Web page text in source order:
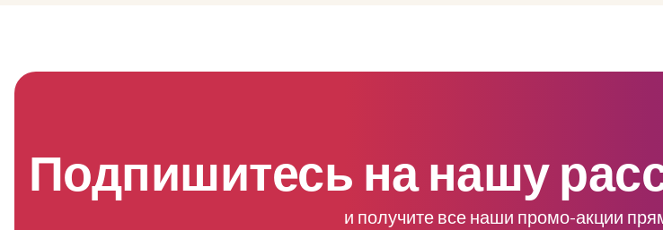
Подпишитесь на нашу
и получите все наши промо-акции